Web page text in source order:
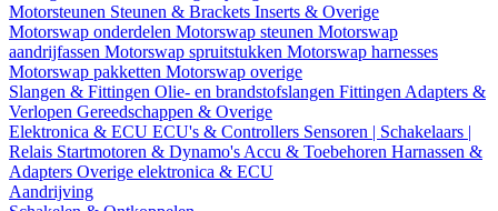
Motorsteunen Steunen & Brackets Inserts & Overige
Motorswap onderdelen Motorswap steunen Motorswap
aandrijfassen Motorswap spruitstukken Motorswap harnesses
Motorswap pakketten Motorswap overige
Slangen & Fittingen Olie- en brandstofslangen Fittingen Adapters &
Verlopen Gereedschappen & Overige
Elektronica & ECU ECU's & Controllers Sensoren | Schakelaars |
Relais Startmotoren & Dynamo's Accu & Toebehoren Harnassen &
Adapters Overige elektronica & ECU
Aandrijving